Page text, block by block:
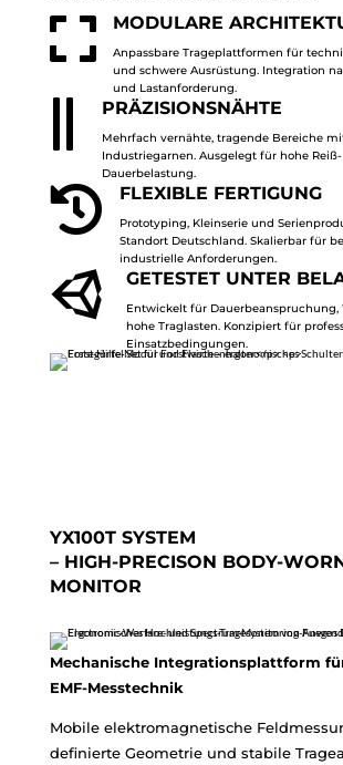
 MODULARE
Anpassbare Trageplattformen für
und schwere Ausrüstung. Integration
und Lastanforderung.
PRÄZISIONSNÄHTE
Mehrfach vernähte, tragende Bereiche
Industriegarnen. Ausgelegt für hohe
Dauerbelastung.
 FLEXIBLE FERTIGUNG
Prototyping, Kleinserie und
Standort Deutschland. Skalierbar für
industrielle Anforderungen.
 GETESTET UNTER
Entwickelt für
hohe Traglasten. Konzipiert für
Einsatzbedingungen.
YX100T SYSTEM
– HIGH-PRECISON BODY-
MONITOR
Mechanische Integrationsplattform
EMF-Messtechnik
Mobile elektromagnetische
definierte Geometrie und stabile